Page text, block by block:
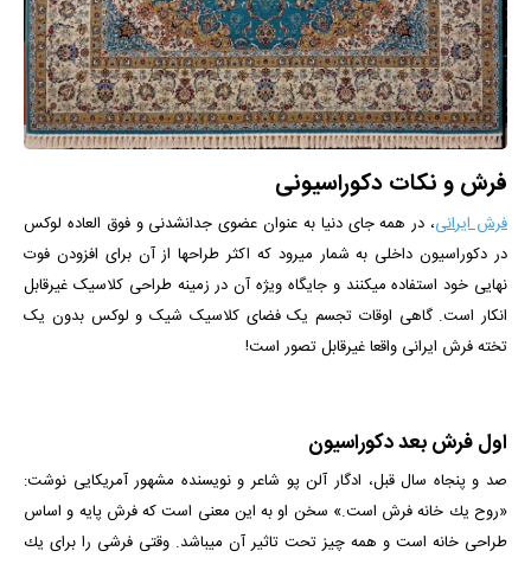
فرش و نکات دکوراسیونی
فرش ایرانی، در همه جای دنیا به عنوان عضوی جدانشدنی و فوق العاده لوکس
در دکوراسیون داخلی به شمار میرود که اکثر طراح­ها از آن برای افزودن فوت
نهایی خود استفاده می­کنند و جایگاه ویژه آن در زمینه طراحی کلاسیک غیرقابل
انکار است. گاهی اوقات تجسم یک فضای کلاسیک شیک و لوکس بدون یک
تخته فرش ایرانی واقعا غیرقابل تصور است!
اول فرش بعد دکوراسیون
صد و پنجاه سال قبل، ادگار آلن پو شاعر و نویسنده مشهور آمریکایی نوشت:
«روح یك خانه فرش است.» سخن او به این معنی است كه فرش پایه و اساس
طراحی خانه است و همه چیز تحت تاثیر آن می­باشد. وقتی فرشی را برای یك